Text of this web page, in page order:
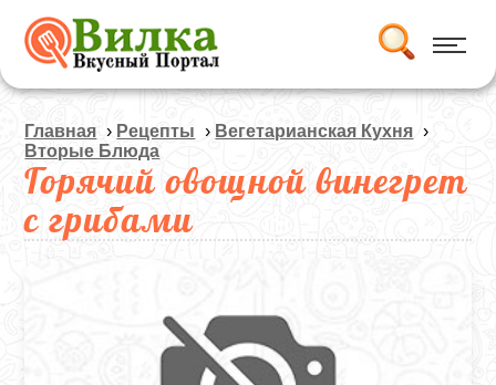
Главная › Рецепты › Вегетарианская Кухня ›
Вторые Блюда
Горячий овощной винегрет
с грибами